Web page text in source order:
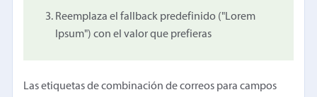
Reemplaza el fallback predefinido ("Lorem
Ipsum") con el valor que prefieras
Las etiquetas de combinación de correos para campos